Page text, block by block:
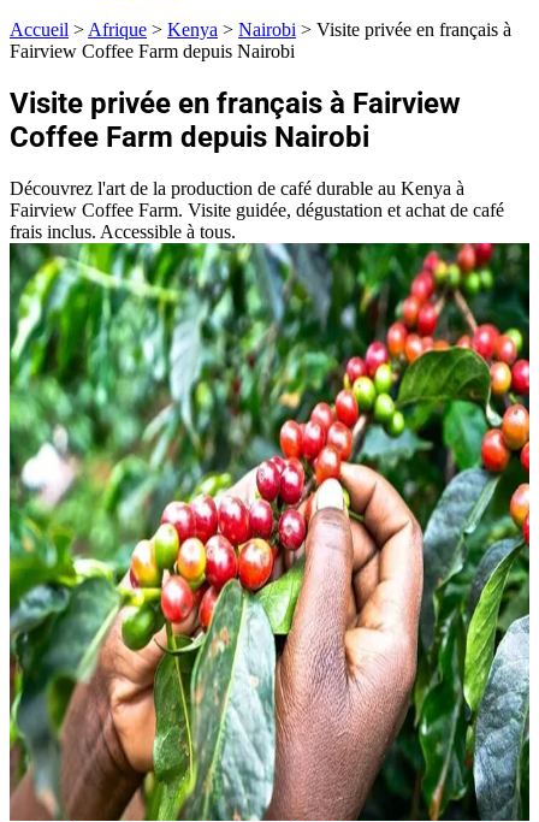
Accueil > Afrique > Kenya > Nairobi > Visite privée en français à
Fairview Coffee Farm depuis Nairobi
Visite privée en français à Fairview
Coffee Farm depuis Nairobi
Découvrez l'art de la production de café durable au Kenya à
Fairview Coffee Farm. Visite guidée, dégustation et achat de café
frais inclus. Accessible à tous.